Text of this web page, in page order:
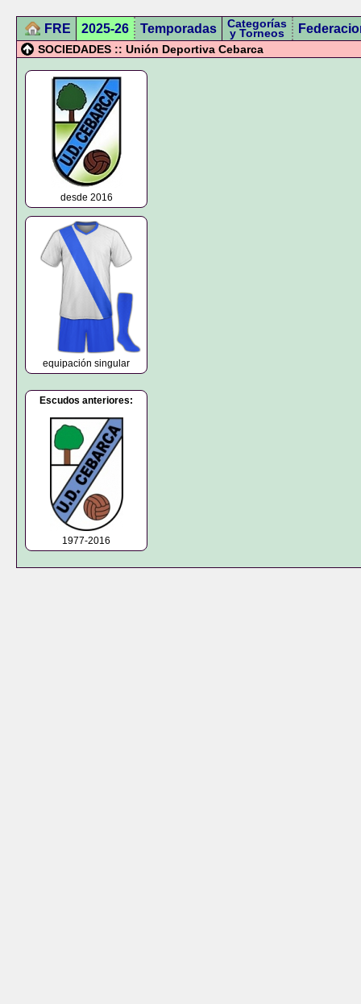
FRE 2025-26 Temporadas Categorías
y Torneos
SOCIEDADES :: Unión Deportiva Cebarca
desde 2016
equipación singular
Escudos anteriores:
1977-2016